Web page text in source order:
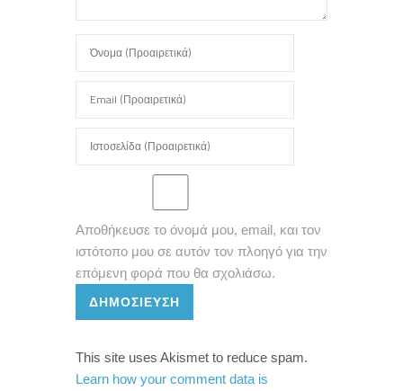
Αποθήκευσε το όνομά μου, email, και τον
ιστότοπο μου σε αυτόν τον πλοηγό για την
επόμενη φορά που θα σχολιάσω.
ΔΗΜΟΣΊΕΥΣΗ
This site uses Akismet to reduce spam.
Learn how your comment data is